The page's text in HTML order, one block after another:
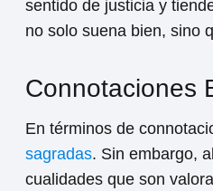
sentido de justicia y
no solo suena bien, sino
Connotaciones
En términos de
sagradas. Sin embargo,
cualidades que son